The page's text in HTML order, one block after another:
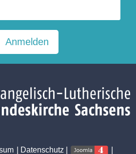
Anmelden
Datenschutz